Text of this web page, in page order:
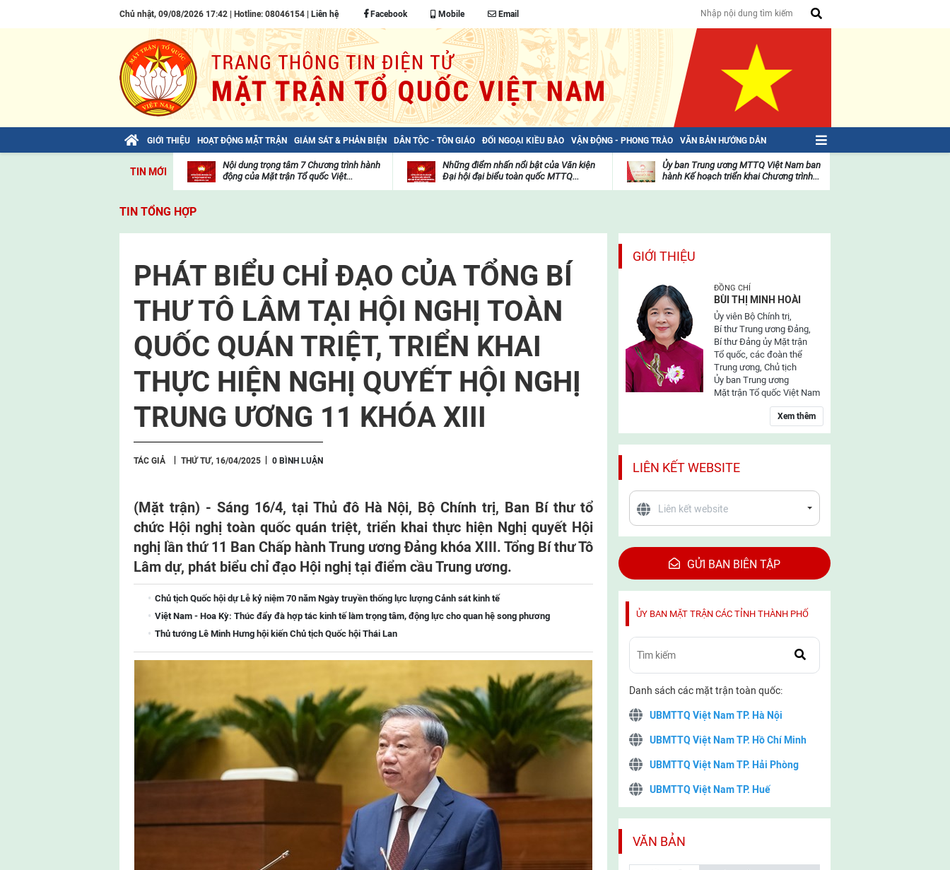
Chủ nhật, 09/08/2026 17:42 | Hotline: 08046154 | Liên hệ Facebook Mobile Email
GIỚI THIỆU HOẠT ĐỘNG MẶT TRẬN GIÁM SÁT & PHẢN BIỆN DÂN TỘC - TÔN GIÁO ĐỐI NGOẠI KIỀU BÀO VẬN ĐỘNG - PHONG TRÀO VĂN BẢN HƯỚNG DẪN
TIN MỚI
Bài viết của Tổng Bí thư Tô Lâm: TIẾN
viện
Nội dung trọng tâm 7 Chương trình hành
động của Mặt trận Tổ quốc Việt...
Những điểm nhấn nổi bật của Văn kiện
Đại hội đại biểu toàn quốc MTTQ...
mặt
trận
Ủy ban Trung ương MTTQ Việt Nam ban
hành Kế hoạch triển khai Chương trình...
TIN TỔNG HỢP
PHÁT BIỂU CHỈ ĐẠO CỦA TỔNG BÍ
THƯ TÔ LÂM TẠI HỘI NGHỊ TOÀN
QUỐC QUÁN TRIỆT, TRIỂN KHAI
THỰC HIỆN NGHỊ QUYẾT HỘI NGHỊ
TRUNG ƯƠNG 11 KHÓA XIII
TÁC GIẢ THỨ TƯ, 16/04/2025 0 BÌNH LUẬN
(Mặt trận) - Sáng 16/4, tại Thủ đô Hà Nội, Bộ Chính trị, Ban Bí thư tổ
chức Hội nghị toàn quốc quán triệt, triển khai thực hiện Nghị quyết Hội
nghị lần thứ 11 Ban Chấp hành Trung ương Đảng khóa XIII. Tổng Bí thư Tô
Lâm dự, phát biểu chỉ đạo Hội nghị tại điểm cầu Trung ương.
Chủ tịch Quốc hội dự Lễ kỷ niệm 70 năm Ngày truyền thống lực lượng Cảnh sát kinh tế
Việt Nam - Hoa Kỳ: Thúc đẩy đà hợp tác kinh tế làm trọng tâm, động lực cho quan hệ song phương
Thủ tướng Lê Minh Hưng hội kiến Chủ tịch Quốc hội Thái Lan
GIỚI THIỆU
ĐỒNG CHÍ
BÙI THỊ MINH HOÀI
Ủy viên Bộ Chính trị,
Bí thư Trung ương Đảng,
Bí thư Đảng ủy Mặt trận
Tổ quốc, các đoàn thể
Trung ương, Chủ tịch
Ủy ban Trung ương
Mặt trận Tổ quốc Việt Nam
Xem thêm
LIÊN KẾT WEBSITE
GỬI BAN BIÊN TẬP
ỦY BAN MẶT TRẬN CÁC TỈNH THÀNH PHỐ
Danh sách các mặt trận toàn quốc:
UBMTTQ Việt Nam TP. Hà Nội
UBMTTQ Việt Nam TP. Hồ Chí Minh
UBMTTQ Việt Nam TP. Hải Phòng
UBMTTQ Việt Nam TP. Huế
UBMTTQ Việt Nam TP. Cần Thơ
UBMTTQ Việt Nam tỉnh Quảng Ninh
VĂN BẢN